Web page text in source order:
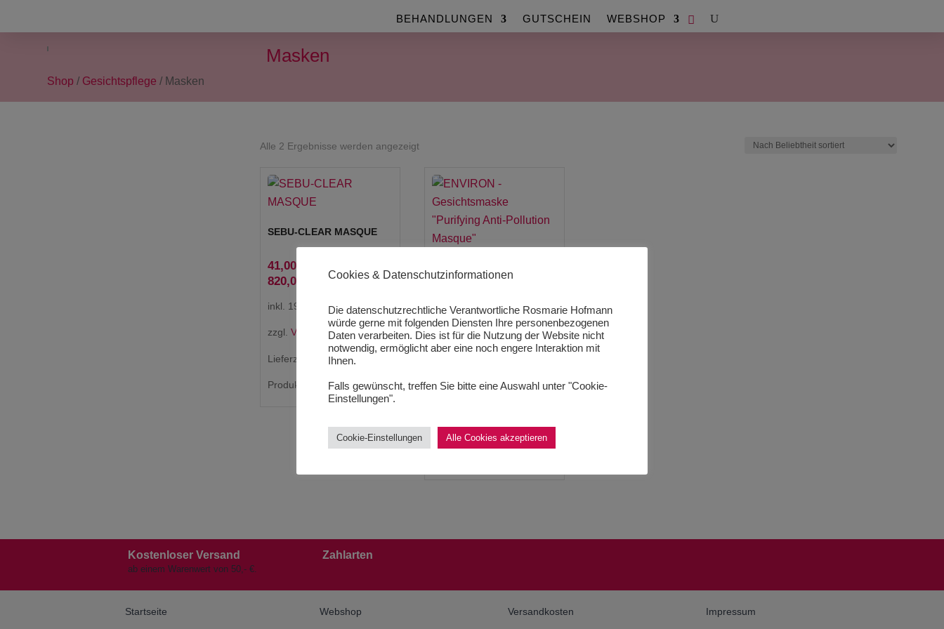
BEHANDLUNGEN GUTSCHEIN WEBSHOP
Masken
Shop / Gesichtspflege / Masken
Alle 2 Ergebnisse werden angezeigtNach
sortiert
SEBU-CLEAR MASQUE
41,00
820,00
1000 ml
inkl. 19 % MwSt.
zzgl. Versandkosten
Lieferzeit: 1-3 Werktage
Produkt enthält: 50ml
ENVIRON –
Anti-Pollution Masque“
38,00 €
50,67€/100 ml
Lieferzeit: 1-3 Werktage
Kostenloser Versand
ab einem Warenwert von 50,- €.
Zahlarten
Startseite
Webshop
Versandkosten
Impressum
Cookies & Datenschutzinformationen
Die datenschutzrechtliche Verantwortliche Rosmarie Hofmann
würde gerne mit folgenden Diensten Ihre personenbezogenen
Daten verarbeiten. Dies ist für die Nutzung der Website nicht
notwendig, ermöglicht aber eine noch engere Interaktion mit
Ihnen.
Falls gewünscht, treffen Sie bitte eine Auswahl unter "Cookie-
Einstellungen".
Cookie-Einstellungen Alle Cookies akzeptieren